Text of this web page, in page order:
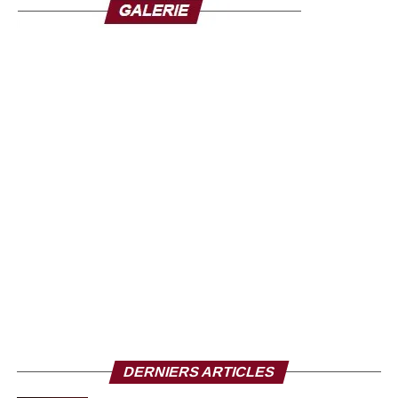
guinéenne depuis le coup d’État de septembre 2021 en
plusieurs partis politiques. Les FVG contestent également
les dernières élections présidentielle et législatives,
DERNIERS ARTICLES